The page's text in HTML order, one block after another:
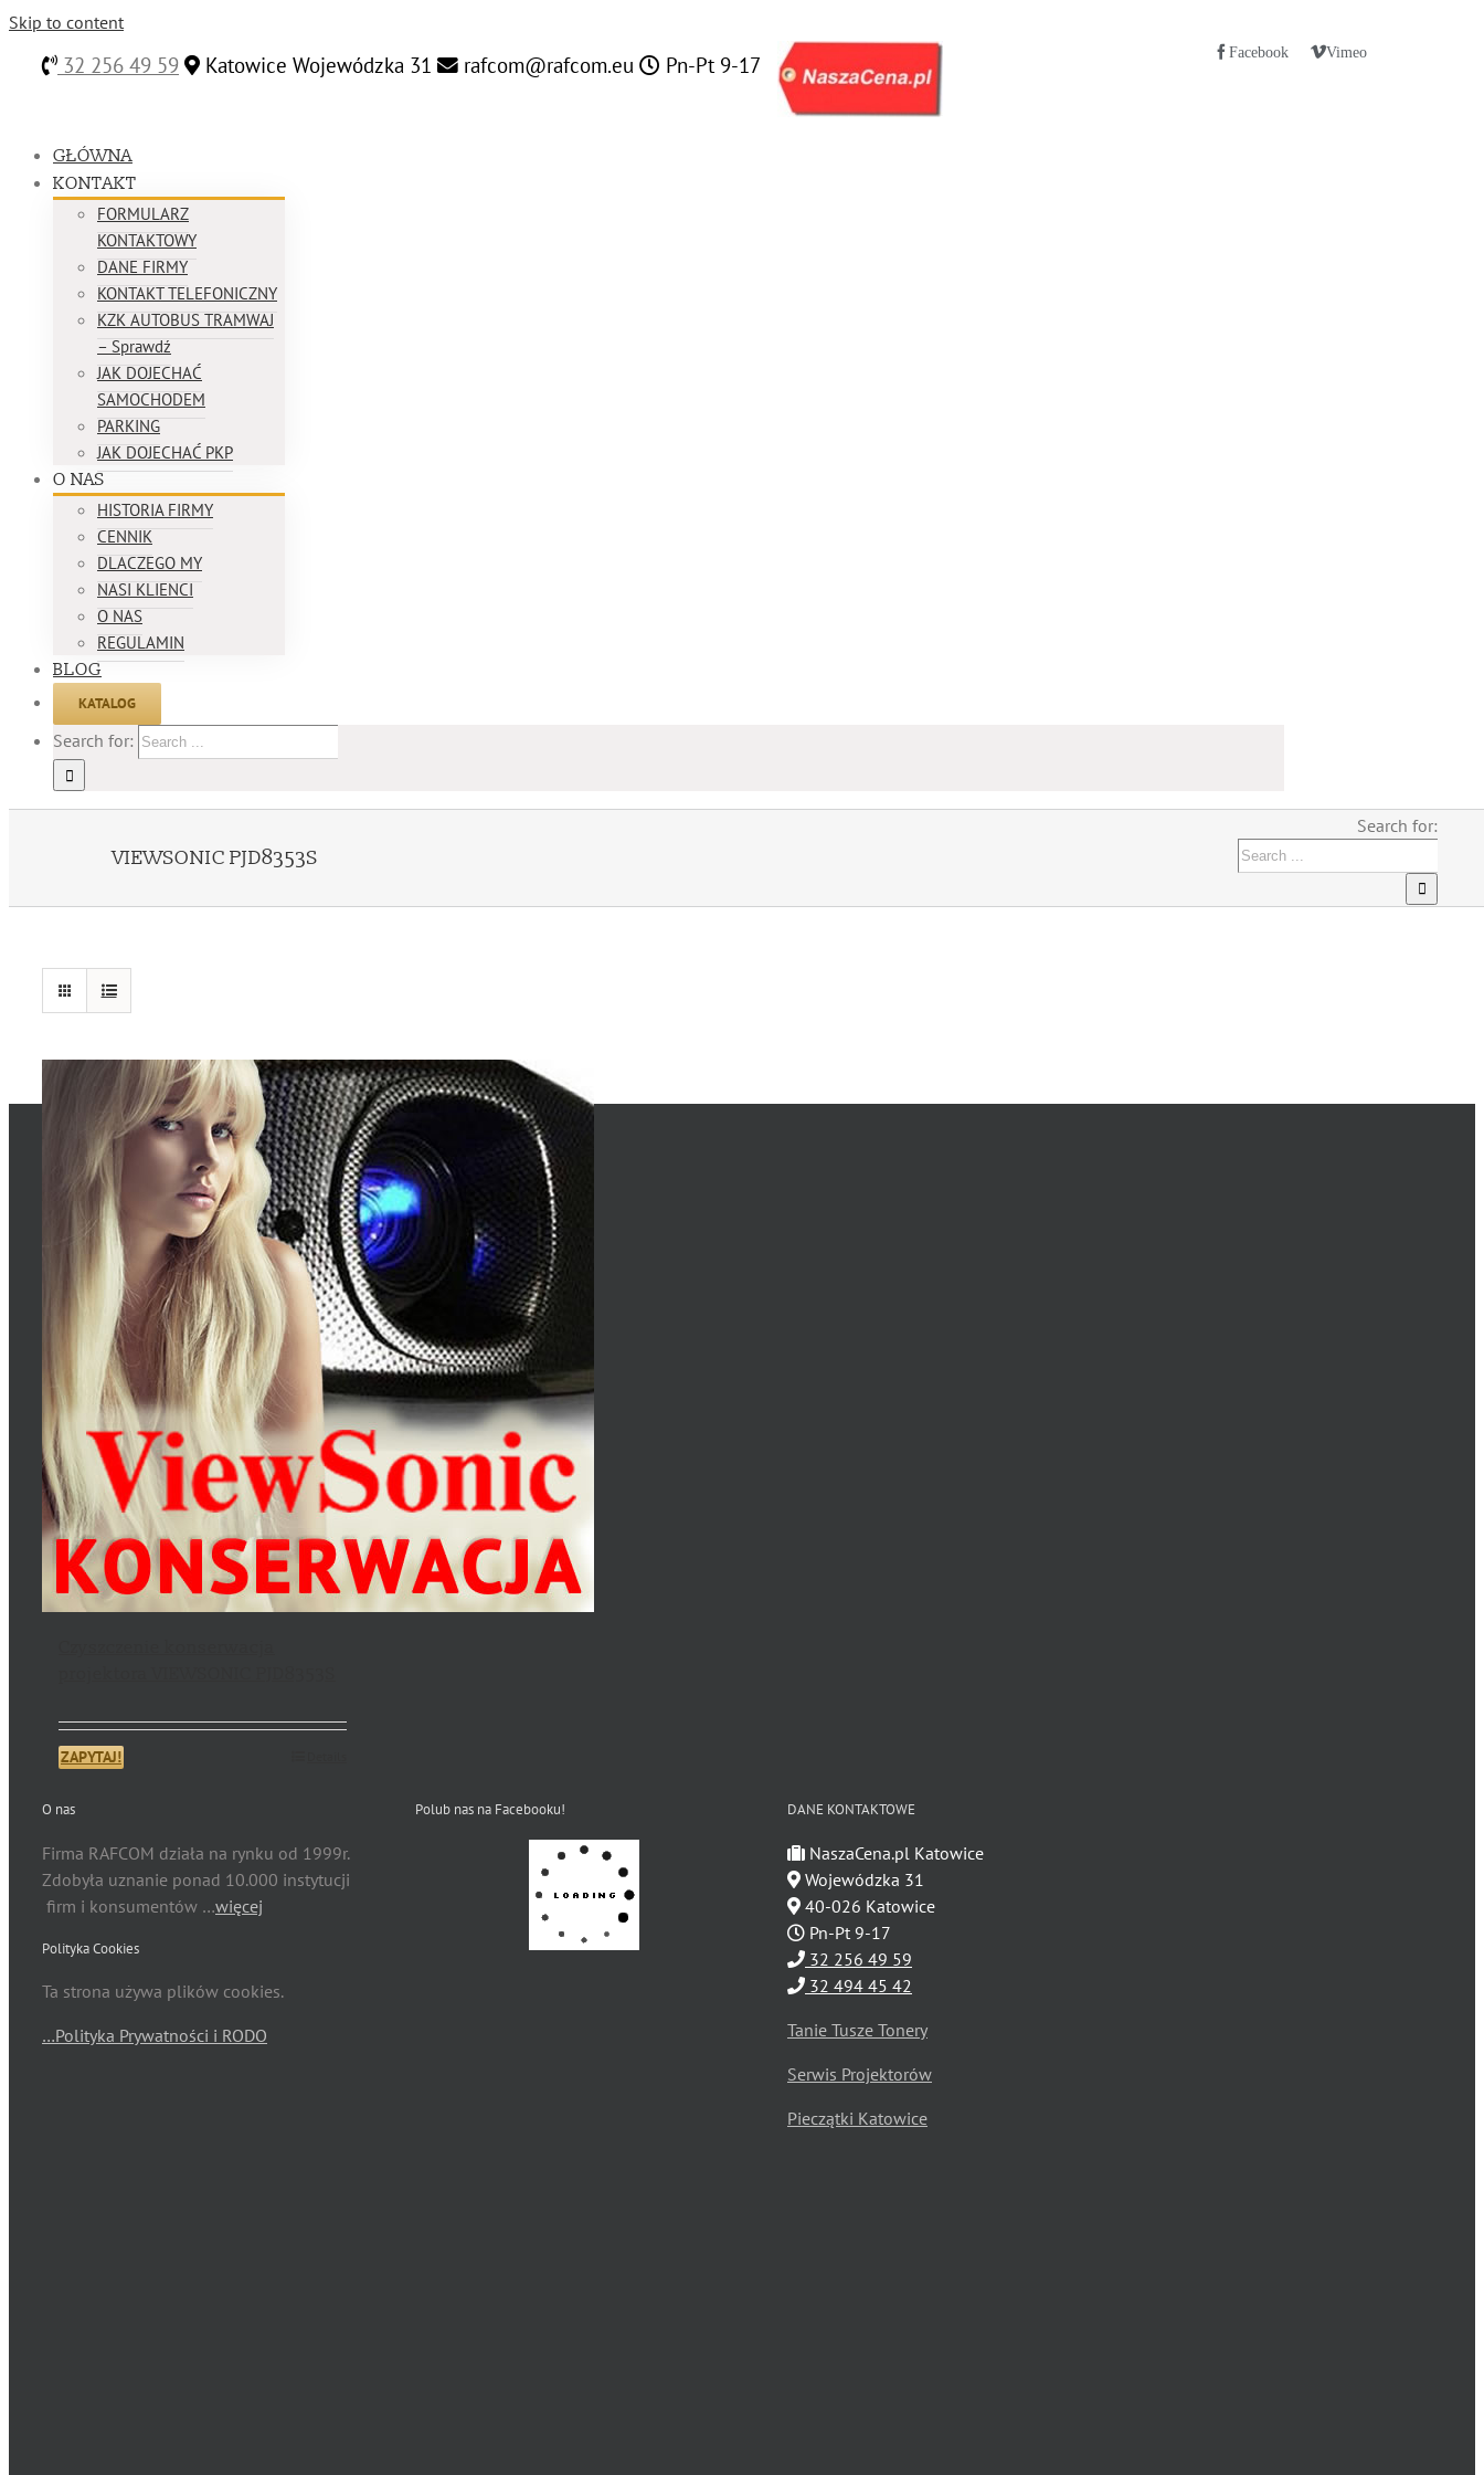
Skip to content
32 256 49 59 Katowice Wojewódzka 31 rafcom@rafcom.eu Pn-Pt 9-17 Facebook Vimeo
GŁÓWNA
KONTAKT
FORMULARZ
KONTAKTOWY
DANE FIRMY
KONTAKT TELEFONICZNY
KZK AUTOBUS TRAMWAJ
– Sprawdź
JAK DOJECHAĆ
SAMOCHODEM
PARKING
JAK DOJECHAĆ PKP
O NAS
HISTORIA FIRMY
CENNIK
DLACZEGO MY
NASI KLIENCI
O NAS
REGULAMIN
BLOG
KATALOG
Search for:
VIEWSONIC PJD8353S
Search for:
ZAPYTAJ!
O nas
Firma RAFCOM działa na rynku od 1999r.
Zdobyła uznanie ponad 10.000 instytucji
firm i konsumentów …więcej
Polityka Cookies
Ta strona używa plików cookies.
…Polityka Prywatności i RODO
Polub nas na Facebooku! DANE KONTAKTOWE
NaszaCena.pl Katowice
Wojewódzka 31
40-026 Katowice
Pn-Pt 9-17
32 256 49 59
32 494 45 42
Tanie Tusze Tonery
Serwis Projektorów
Pieczątki Katowice